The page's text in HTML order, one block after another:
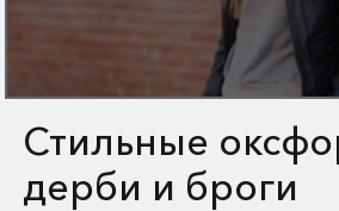
Стильные
дерби и броги